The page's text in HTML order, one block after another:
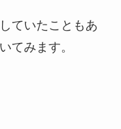
ていたこともあ
てみます。